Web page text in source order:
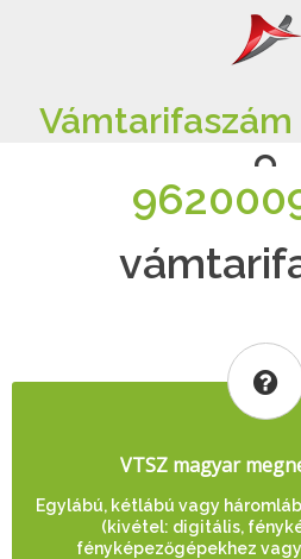
Vámtarifaszám
VTSZ magyar
Egylábú, kétlábú vagy
(kivétel: digitális,
fényképezőgépekhez